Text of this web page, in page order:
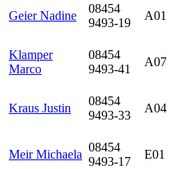
Geier Nadine
08454
9493-19
A01
Klamper
Marco
08454
9493-41
A07
Kraus Justin
08454
9493-33
A04
Meir Michaela
08454
9493-17
E01